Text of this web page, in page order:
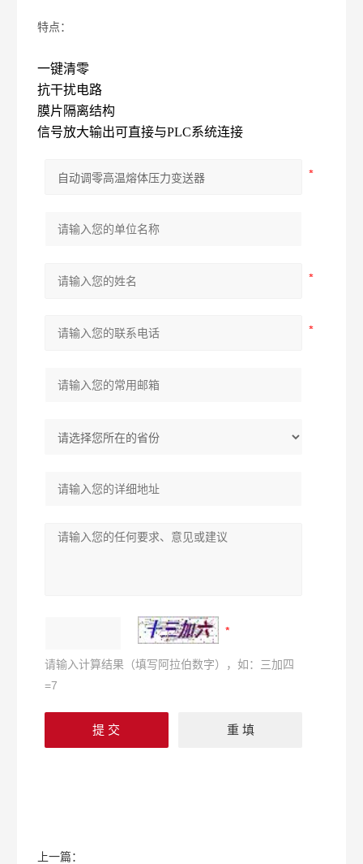
特点：
一键清零
抗干扰电路
膜片隔离结构
信号放大输出可直接与PLC系统连接
请输入计算结果（填写阿拉伯数字），如：三加四
=7
上一篇：